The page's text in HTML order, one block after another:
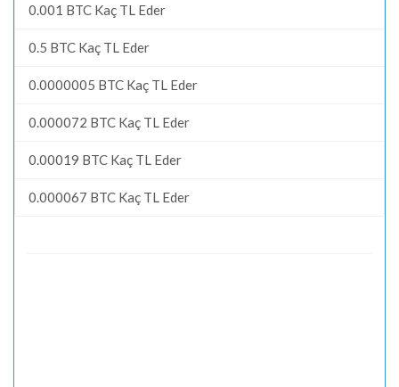
0.001 BTC Kaç TL Eder
0.5 BTC Kaç TL Eder
0.0000005 BTC Kaç TL Eder
0.000072 BTC Kaç TL Eder
0.00019 BTC Kaç TL Eder
0.000067 BTC Kaç TL Eder